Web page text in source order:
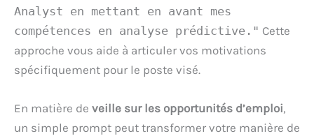
Analyst en mettant en avant mes
compétences en analyse prédictive." Cette
approche vous aide à articuler vos motivations
spécifiquement pour le poste visé.
En matière de veille sur les opportunités d’emploi,
un simple prompt peut transformer votre manière de